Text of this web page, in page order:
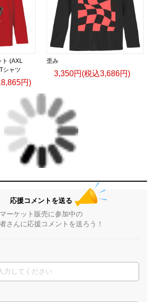
(AXL
シャツ
円)
歪み
3,350円(税込3,686円)
応援コメントを送る
マーケット販売に参加中の
さんに応援コメントを送ろう！